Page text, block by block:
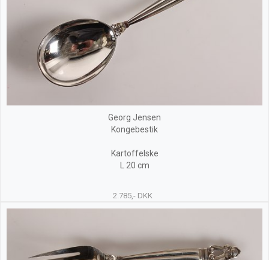
Georg Jensen
Kongebestik
Kartoffelske
L 20 cm
2.785,- DKK